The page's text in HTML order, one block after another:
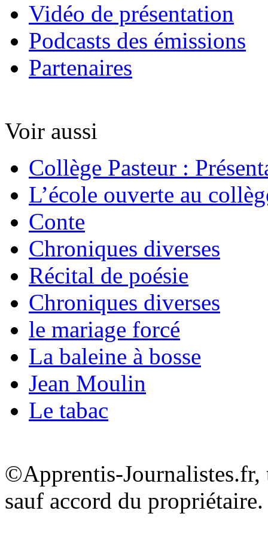
Vidéo de présentation
Podcasts des émissions
Partenaires
Voir aussi
Collège Pasteur :
L’école ouverte au
Conte
Chroniques diverses
Récital de poésie
Chroniques diverses
le mariage forcé
La baleine à bosse
Jean Moulin
Le tabac
©Apprentis-
sauf accord du propriétaire.